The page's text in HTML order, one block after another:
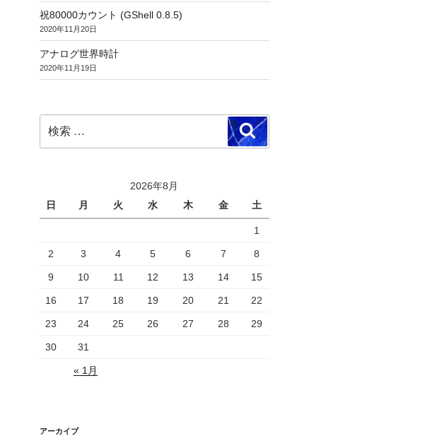
祝80000カウント (GShell 0.8.5)
2020年11月20日
アナログ世界時計
2020年11月19日
索:
検
索
2026年8月
日
月 火 水 木 金 土
1
2 3 4 5 6 7 8
9 10 11 12 13 14 15
16 17 18 19 20 21 22
23 24 25 26 27 28 29
30 31
« 1月
アーカイブ